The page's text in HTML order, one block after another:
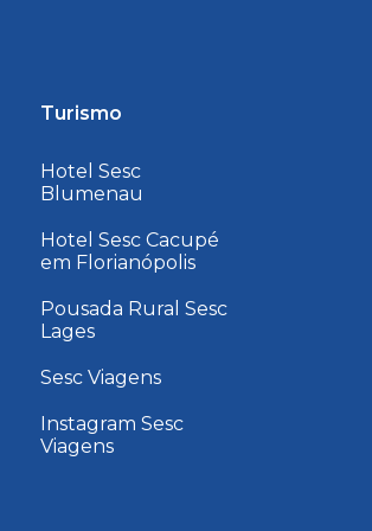
Turismo
Hotel Sesc
Blumenau
Hotel Sesc Cacupé
em Florianópolis
Pousada Rural Sesc
Lages
Sesc Viagens
Instagram Sesc
Viagens